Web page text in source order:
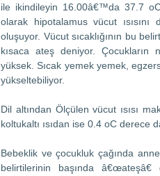
ile ikindileyin 16.00â€™da 37.7
olarak hipotalamus vücut ısısını
oluşuyor. Vücut sıcaklığının bu
kısaca ateş deniyor. Çocukların
yüksek. Sıcak yemek yemek,
yükseltebiliyor.
Dil altından Ölçülen vücut ısısı
koltukaltı ısıdan ise 0.4 oC derece
Bebeklik ve çocukluk çağında
belirtilerinin başında